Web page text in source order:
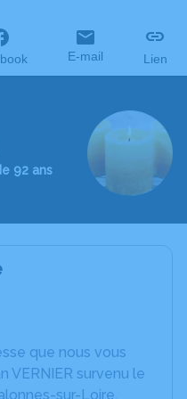
E-mail Lien
92 ans
que nous vous
VERNIER survenu le
sur-Loire.